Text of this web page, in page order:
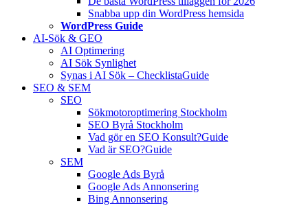
Snabba upp din WordPress hemsida
WordPress Guide
AI-Sök & GEO
AI Optimering
AI Sök Synlighet
Synas i AI Sök – ChecklistaGuide
SEO & SEM
SEO
Sökmotoroptimering Stockholm
SEO Byrå Stockholm
Vad gör en SEO Konsult?Guide
Vad är SEO?Guide
SEM
Google Ads Byrå
Google Ads Annonsering
Bing Annonsering